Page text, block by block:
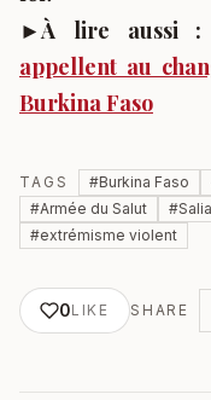
►À lire aussi :
appellent au
Burkina Faso
TAGS #Burkina Faso
#Armée du Salut #
#extrémisme violent
0LIKE SHARE